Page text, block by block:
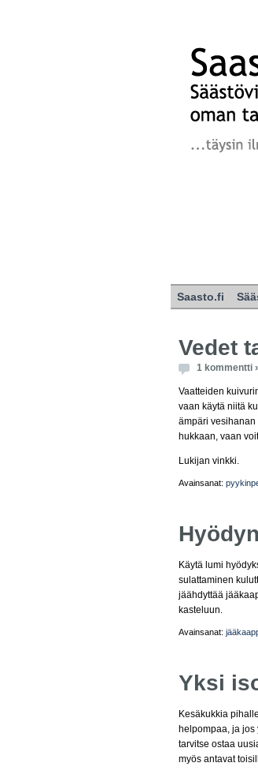
Saasto.fi
Vedet
1 kommentti
Vaatteiden
vaan käytä niitä
ämpäri vesihanan
hukkaan, vaan
Lukijan vinkki.
Avainsanat:
Käytä lumi
sulattaminen
jäähdyttää
kasteluun.
Avainsanat:
Yksi
Kesäkukkia
helpompaa, ja
tarvitse ostaa
myös antavat